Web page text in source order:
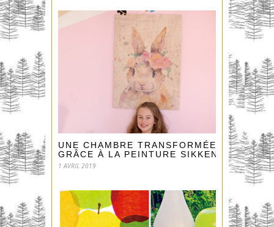
UNE CHAMBRE TRANSFORMÉE
GRÂCE À LA PEINTURE SIKKENS !
1 AVRIL 2019